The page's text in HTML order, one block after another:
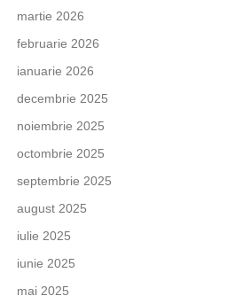
martie 2026
februarie 2026
ianuarie 2026
decembrie 2025
noiembrie 2025
octombrie 2025
septembrie 2025
august 2025
iulie 2025
iunie 2025
mai 2025